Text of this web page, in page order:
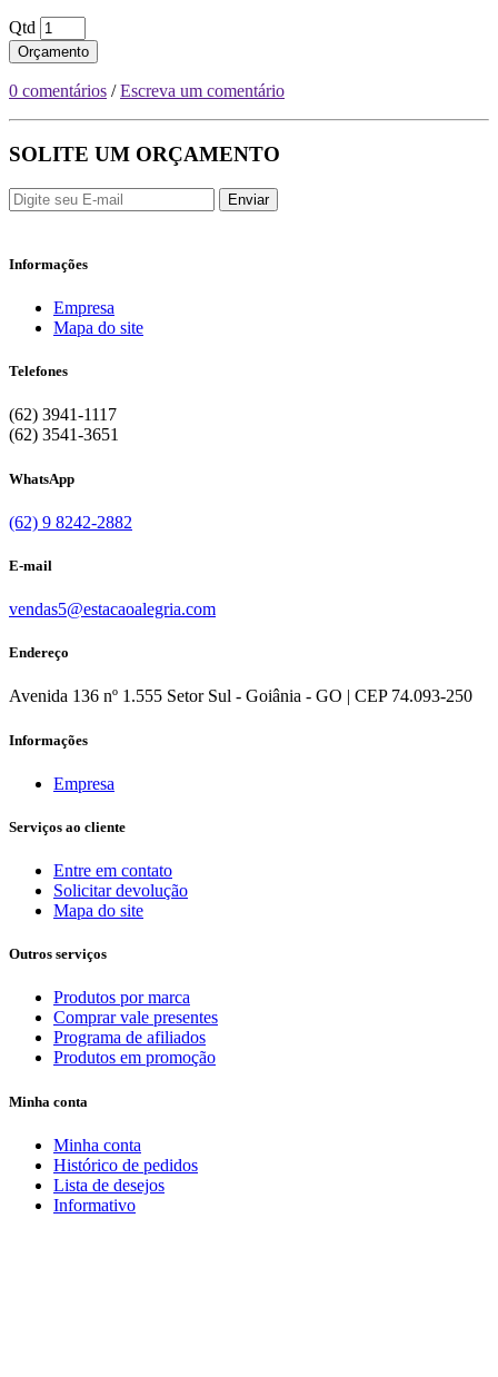
Qtd
Orçamento
0 comentários /Escreva um comentário
SOLITE UM ORÇAMENTO
Enviar
Informações
Empresa
Mapa do site
Telefones
(62) 3941-1117
(62) 3541-3651
WhatsApp
(62) 9 8242-2882
E-mail
vendas5@estacaoalegria.com
Endereço
Avenida 136 nº 1.555 Setor Sul - Goiânia - GO | CEP 74.093-250
Informações
Empresa
Serviços ao cliente
Entre em contato
Solicitar devolução
Mapa do site
Outros serviços
Produtos por marca
Comprar vale presentes
Programa de afiliados
Produtos em promoção
Minha conta
Minha conta
Histórico de pedidos
Lista de desejos
Informativo